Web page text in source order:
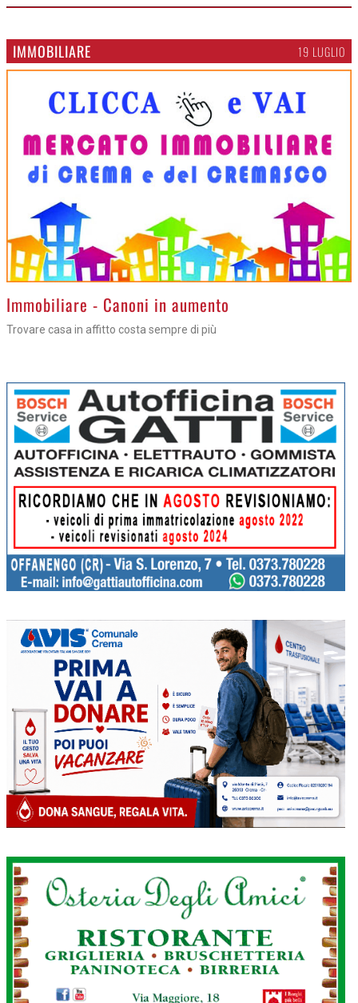
IMMOBILIARE 19 LUGLIO
>Immobiliare - Canoni in aumento
Trovare casa in affitto costa sempre di più